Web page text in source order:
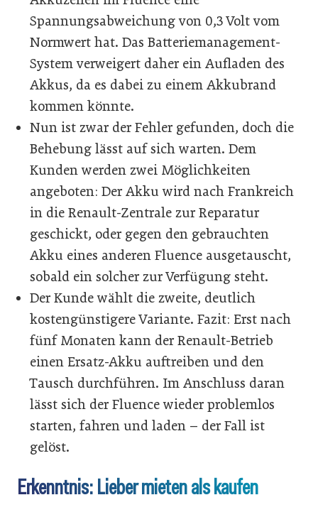
Spannungsabweichung von 0,3 Volt vom
Normwert hat. Das Batteriemanagement-
System verweigert daher ein Aufladen des
Akkus, da es dabei zu einem Akkubrand
kommen könnte.
Nun ist zwar der Fehler gefunden, doch die
Behebung lässt auf sich warten. Dem
Kunden werden zwei Möglichkeiten
angeboten: Der Akku wird nach Frankreich
in die Renault-Zentrale zur Reparatur
geschickt, oder gegen den gebrauchten
Akku eines anderen Fluence ausgetauscht,
sobald ein solcher zur Verfügung steht.
Der Kunde wählt die zweite, deutlich
kostengünstigere Variante. Fazit: Erst nach
fünf Monaten kann der Renault-Betrieb
einen Ersatz-Akku auftreiben und den
Tausch durchführen. Im Anschluss daran
lässt sich der Fluence wieder problemlos
starten, fahren und laden – der Fall ist
gelöst.
Erkenntnis: Lieber mieten als kaufen